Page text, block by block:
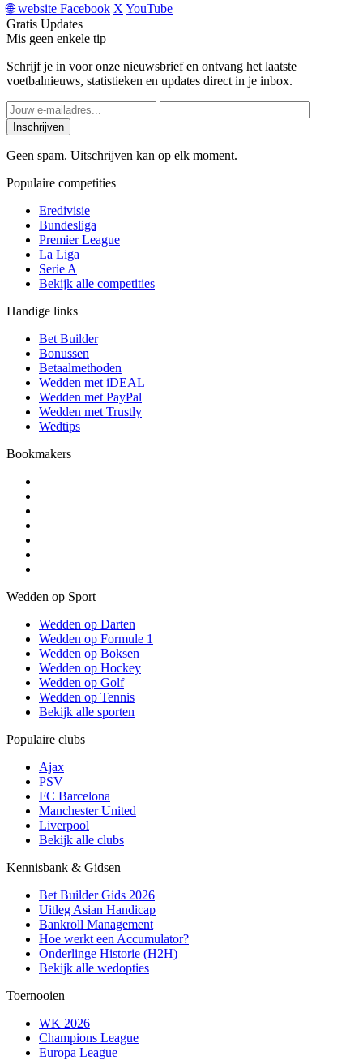
🌐 website Facebook X YouTube
Gratis Updates
Mis geen enkele tip
Schrijf je in voor onze nieuwsbrief en ontvang het laatste
voetbalnieuws, statistieken en updates direct in je inbox.
Inschrijven
Geen spam. Uitschrijven kan op elk moment.
Populaire competities
Eredivisie
Bundesliga
Premier League
La Liga
Serie A
Bekijk alle competities
Handige links
Bet Builder
Bonussen
Betaalmethoden
Wedden met iDEAL
Wedden met PayPal
Wedden met Trustly
Wedtips
Bookmakers
Wedden op Sport
Wedden op Darten
Wedden op Formule 1
Wedden op Boksen
Wedden op Hockey
Wedden op Golf
Wedden op Tennis
Bekijk alle sporten
Populaire clubs
Ajax
PSV
FC Barcelona
Manchester United
Liverpool
Bekijk alle clubs
Kennisbank & Gidsen
Bet Builder Gids 2026
Uitleg Asian Handicap
Bankroll Management
Hoe werkt een Accumulator?
Onderlinge Historie (H2H)
Bekijk alle wedopties
Toernooien
WK 2026
Champions League
Europa League